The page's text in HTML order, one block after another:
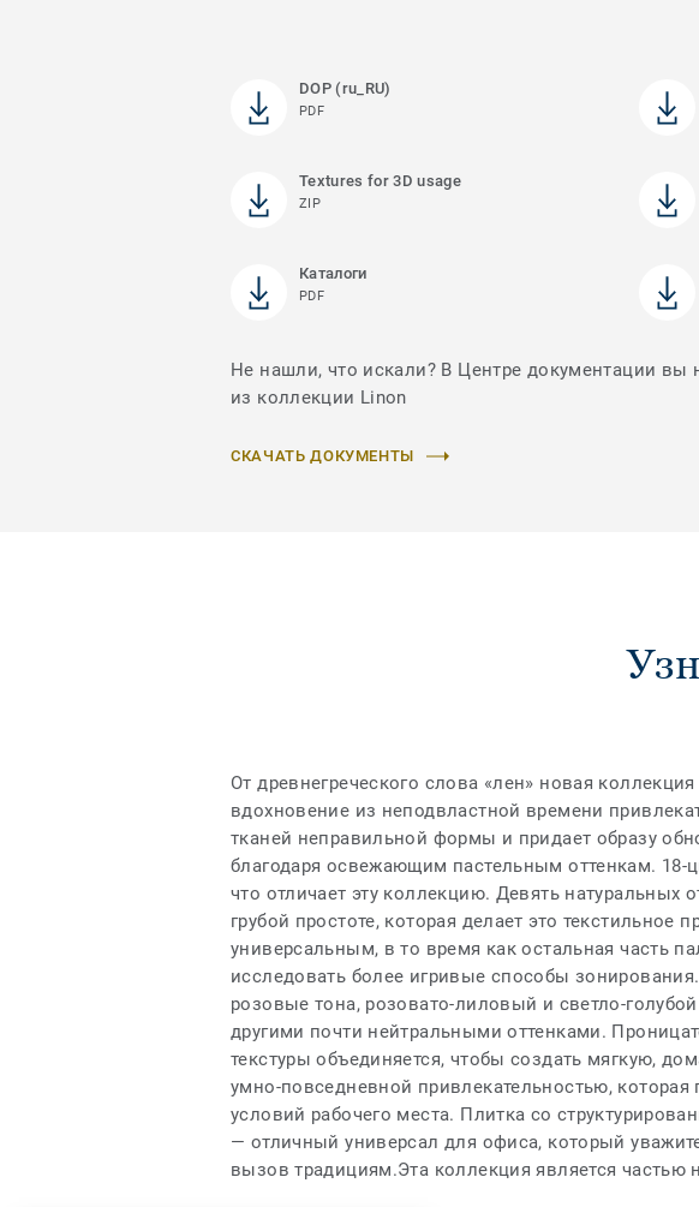
DOP (ru_RU)
PDF
Textures for 3D usage
ZIP
Каталоги
PDF
Не нашли, что искали? В Центре документации вы
из коллекции Linon
СКАЧАТЬ ДОКУМЕНТЫ
От древнегреческого слова «лен» новая коллекция
вдохновение из неподвластной времени
тканей неправильной формы и придает образу
благодаря освежающим пастельным оттенкам. 18-
что отличает эту коллекцию. Девять натуральных
грубой простоте, которая делает это текстильное
универсальным, в то время как остальная часть
исследовать более игривые способы
розовые тона, розовато-лиловый и светло-
другими почти нейтральными оттенками.
текстуры объединяется, чтобы создать мягкую,
умно-повседневной привлекательностью, которая
условий рабочего места. Плитка со
— отличный универсал для офиса, который
вызов традициям.Эта коллекция является частью